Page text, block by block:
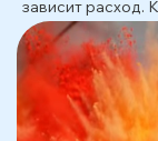
зависит расход.